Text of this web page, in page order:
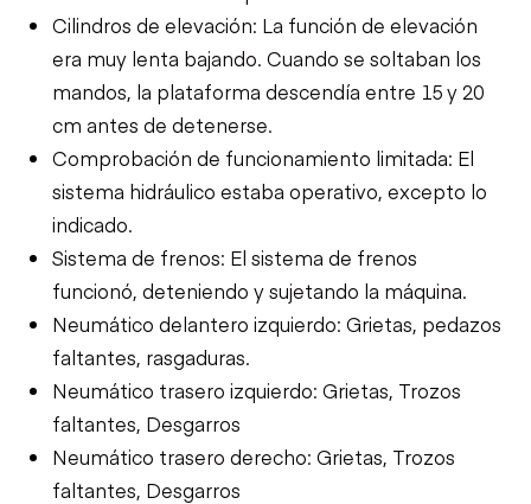
Cilindros de elevación: La función de elevación
era muy lenta bajando. Cuando se soltaban los
mandos, la plataforma descendía entre 15 y 20
cm antes de detenerse.
Comprobación de funcionamiento limitada: El
sistema hidráulico estaba operativo, excepto lo
indicado.
Sistema de frenos: El sistema de frenos
funcionó, deteniendo y sujetando la máquina.
Neumático delantero izquierdo: Grietas, pedazos
faltantes, rasgaduras.
Neumático trasero izquierdo: Grietas, Trozos
faltantes, Desgarros
Neumático trasero derecho: Grietas, Trozos
faltantes, Desgarros